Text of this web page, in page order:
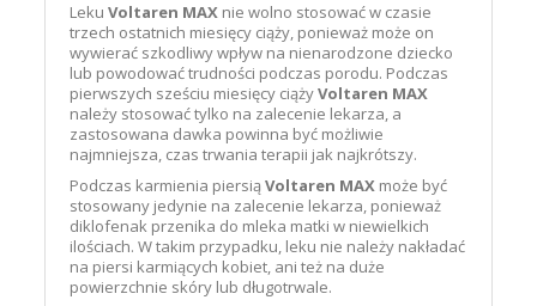
LekuVoltaren MAX nie wolno stosować w czasie
trzech ostatnich miesięcy ciąży, ponieważ może on
wywierać szkodliwy wpływ na nienarodzone dziecko
lub powodować trudności podczas porodu. Podczas
pierwszych sześciu miesięcy ciążyVoltaren MAX
należy stosować tylko na zalecenie lekarza, a
zastosowana dawka powinna być możliwie
najmniejsza, czas trwania terapii jak najkrótszy.
Podczas karmienia piersiąVoltaren MAX może być
stosowany jedynie na zalecenie lekarza, ponieważ
diklofenak przenika do mleka matki w niewielkich
ilościach. W takim przypadku, leku nie należy nakładać
na piersi karmiących kobiet, ani też na duże
powierzchnie skóry lub długotrwale.